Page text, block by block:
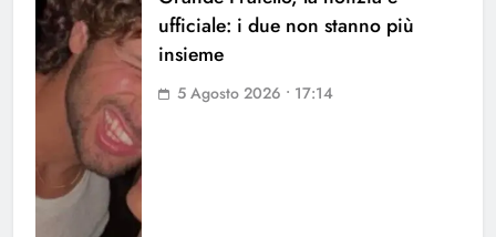
ufficiale: i due non stanno più
insieme
5 Agosto 2026 • 17:14